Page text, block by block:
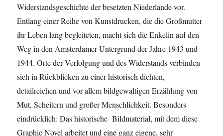
Widerstandsgeschichte der besetzten Niederlande vor.
Entlang einer Reihe von Kunstdrucken, die die Großmutter
ihr Leben lang begleiteten, macht sich die Enkelin auf den
Weg in den Amsterdamer Untergrund der Jahre 1943 und
1944. Orte der Verfolgung und des Widerstands verbinden
sich in Rückblicken zu einer historisch dichten,
detailreichen und vor allem bildgewaltigen Erzählung von
Mut, Scheitern und großer Menschlichkeit. Besonders
eindrücklich: Das historische Bildmaterial, mit dem diese
Graphic Novel arbeitet und eine ganz eigene, sehr